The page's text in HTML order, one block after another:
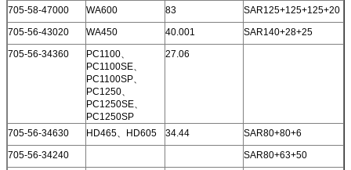
705-58-47000 WA600 83
SAR125+125+125+20
705-56-43020
WA450 40.001
SAR140+28+25
705-56-34360
PC1100、
PC1100SE、
PC1100SP、
PC1250、
PC1250SE、
PC1250SP
27.06
705-56-34630 HD465、HD605 34.44
SAR80+80+6
705-56-34240
SAR80+63+50